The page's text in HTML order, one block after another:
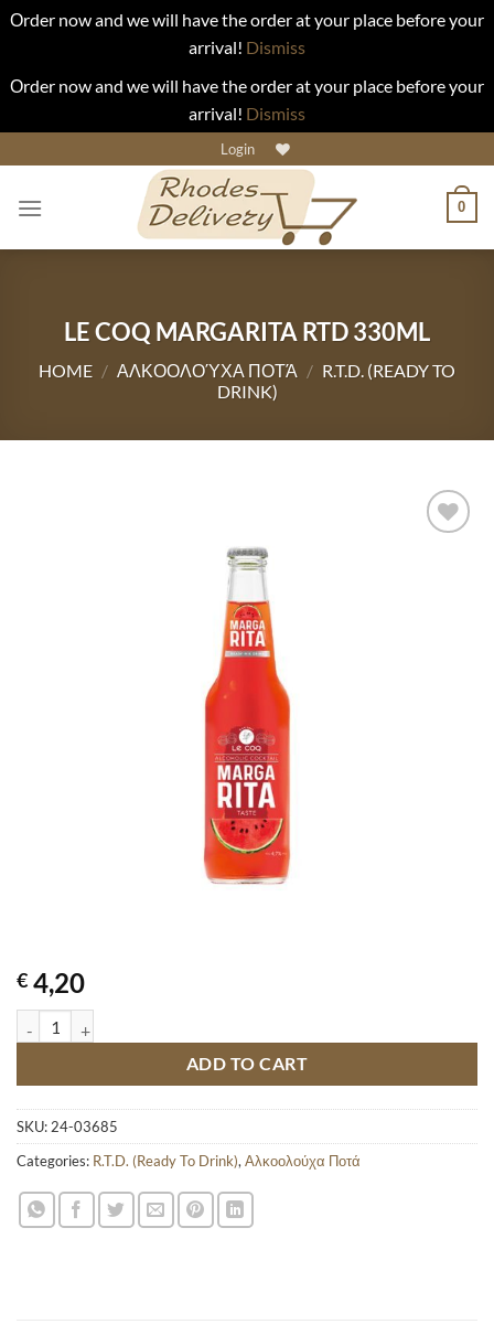
Οrder now and we will have the order at your place before your
arrival! Dismiss
Οrder now and we will have the order at your place before your
arrival! Dismiss
to
content
Login
0
LE COQ MARGARITA RTD 330ML
HOME / ΑΛΚΟΟΛΟΎΧΑ ΠΟΤΆ / R.T.D. (READY TO
DRINK)
€ 4,20
LE COQ MARGARITA RTD 330ML quantity
ADD TO CART
SKU: 24-03685
Categories: R.T.D. (Ready To Drink), Αλκοολούχα Ποτά